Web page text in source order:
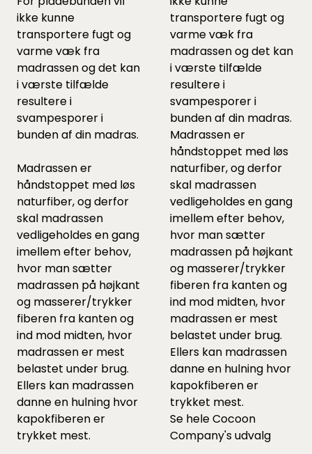
ikke kunne
transportere fugt og
varme væk fra
madrassen og det kan
i værste tilfælde
resultere i
svampesporer i
bunden af din madras.
Madrassen er
håndstoppet med løs
naturfiber, og derfor
skal madrassen
vedligeholdes en gang
imellem efter behov,
hvor man sætter
madrassen på højkant
og masserer/trykker
fiberen fra kanten og
ind mod midten, hvor
madrassen er mest
belastet under brug.
Ellers kan madrassen
danne en hulning hvor
kapokfiberen er
trykket mest.
transportere fugt og
varme væk fra
madrassen og det kan
i værste tilfælde
resultere i
svampesporer i
bunden af din madras.
Madrassen er
håndstoppet med løs
naturfiber, og derfor
skal madrassen
vedligeholdes en gang
imellem efter behov,
hvor man sætter
madrassen på højkant
og masserer/trykker
fiberen fra kanten og
ind mod midten, hvor
madrassen er mest
belastet under brug.
Ellers kan madrassen
danne en hulning hvor
kapokfiberen er
trykket mest.
Se heleCocoon
Company's udvalg